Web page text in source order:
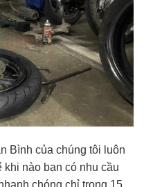
Bình của chúng tôi luôn
khi nào bạn có nhu cầu
chóng chỉ trong 15